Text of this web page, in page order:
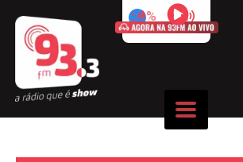
50%